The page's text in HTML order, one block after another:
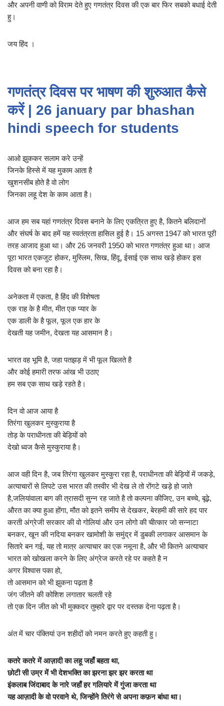
और अपनी वाणी को विराम देते हुए गणतंत्र दिवस की एक बार फिर सबको बधाई देती
हु।
जय हिंद ।
गणतंत्र दिवस पर भाषण की शुरुआत कैसे
करें | 26 january par bhashan
hindi speech for students
आओ झुककर सलाम करे उन्हें
जिनके हिस्से में यह मुकाम आता है
खुशनसीब होते है वो लोग
जिनका लहू देश के काम आता है।
आज हम सब यहां गणतंत्र दिवस बनाने के लिए एकत्रित हुए है, कितने बलिदानों
और संघर्ष के बाद हमें यह स्वतंत्रता हासिल हुई है। 15 अगस्त 1947 को भारत पूरी
तरह आजाद हुआ था। और 26 जनवरी 1950 को भारत गणतंत्र हुआ था। आज
पूरा भारत एकजुट होकर, मुस्लिम, सिख, हिंदू, ईसाई एक साथ खड़े होकर इस
दिवस को बना रहा है।
अनेकता में एकता, है हिंद की विशेषता
एक राह के है मीत, मीत एक प्यार के
एक डाली के है फूल, फूल एक हार के
देखती यह जमीन, देखता यह आसमान है।
भारत वह भूमि है, जहा पतझड़ में भी फूल खिलते है
और कोई हमारी तरफ आंख भी उठाए
हम सब एक साथ खड़े रहते है।
दिन वो आज आया है
तिरंगा खुलकर मुस्कुराया है
तोड़ के पराधीनता की बेड़ियों को
देखो ध्वज कैसे मुस्कुराया है।
आज वही दिन है, जब तिरंगा खुलकर मुस्कुरा रहा है, पराधीनता की बेड़ियों में जकड़े,
अत्याचारों से लिपटे उस भारत की तस्वीर भी देख ले तो रोंगटे खड़े हो जाते
है,जलियांवाला बाग की त्रासदी सुन्न रह जाते है तो कल्पना कीजिए, उन बच्चे, बूढ़े,
औरत का क्या हुआ होंगा, मौत को इतने समीप से देखकर, बेरहमी की सारे हद पार
करती अंग्रेजी सरकार की वो गोलियां और उन लोगो की चीत्कार जो सन्नाटा
बनकर, खून की नदिया बनकर खामोशी के समुंद्र में डुबकी लगाकर आसमान के
सितारे बन गई, यह तो मात्र अत्याचार का एक नमूना है, और भी कितने अत्याचार
भारत को खोखला करने के लिए अंग्रेज करते रहे पर कहते है न
अगर विश्वास पका हो,
तो आसमान को भी झुकना पढ़ता है
जंग जीतने की कोशिश लगातार चलती रहे
तो एक दिन जीत को भी मुक्कदर तुम्हारे द्वार पर दस्तक देना पढ़ता है।
अंत में चार पंक्तियां उन शहीदों को नमन करते हुए कहती हु।
कतरे कतरे में आज़ादी का लहू जहाँ बहता था,
छोटी सी उम्र में भी देशभक्ति का झरना झर झर करता था
इंकलाब जिंदाबाद के नारे जहाँ हर गलियारे में गुंजा करता था
यह आज़ादी के वो परवाने थे, जिन्होंने तिरंगे से अपना कफ़न बांधा था।